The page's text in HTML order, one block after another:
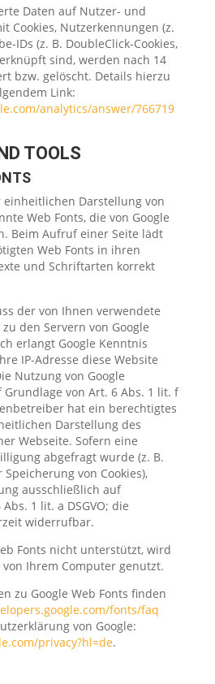
Daten auf Nutzer- und
Cookies, Nutzerkennungen (z.
IDs (z. B. DoubleClick-Cookies,
sind, werden nach 14
bzw. gelöscht. Details hierzu
Link:
analytics/answer/766719
TOOLS
einheitlichen Darstellung von
Web Fonts, die von Google
Beim Aufruf einer Seite lädt
Web Fonts in ihren
und Schriftarten korrekt
der von Ihnen verwendete
den Servern von Google
erlangt Google Kenntnis
IP-Adresse diese Website
Nutzung von Google
von Art. 6 Abs. 1 lit. f
hat ein berechtigtes
Darstellung des
Webseite. Sofern eine
abgefragt wurde (z. B.
von Cookies),
ausschließlich auf
1 lit. a DSGVO; die
widerrufbar.
Fonts nicht unterstützt, wird
Ihrem Computer genutzt.
zu Google Web Fonts finden
fonts/faq
von Google:
privacy?hl=de.